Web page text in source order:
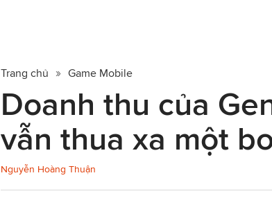
Trang chủ Game Mobile
Doanh thu của
vẫn thua xa một
Nguyễn Hoàng Thuận